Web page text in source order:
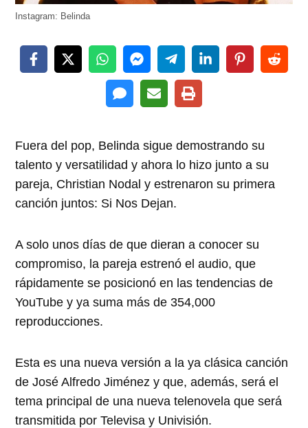
Instagram: Belinda
Fuera del pop, Belinda sigue demostrando su
talento y versatilidad y ahora lo hizo junto a su
pareja, Christian Nodal y estrenaron su primera
canción juntos: Si Nos Dejan.
A solo unos días de que dieran a conocer su
compromiso, la pareja estrenó el audio, que
rápidamente se posicionó en las tendencias de
YouTube y ya suma más de 354,000
reproducciones.
Esta es una nueva versión a la ya clásica canción
de José Alfredo Jiménez y que, además, será el
tema principal de una nueva telenovela que será
transmitida por Televisa y Univisión.